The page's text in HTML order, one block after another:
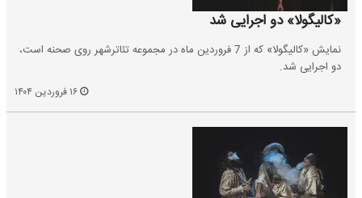
«کالیگولا» دو اجرایی شد
نمایش «کالیگولا» که از 7 فروردین ماه در مجموعه تئاترشهر روی صحنه است،
دو اجرایی شد.